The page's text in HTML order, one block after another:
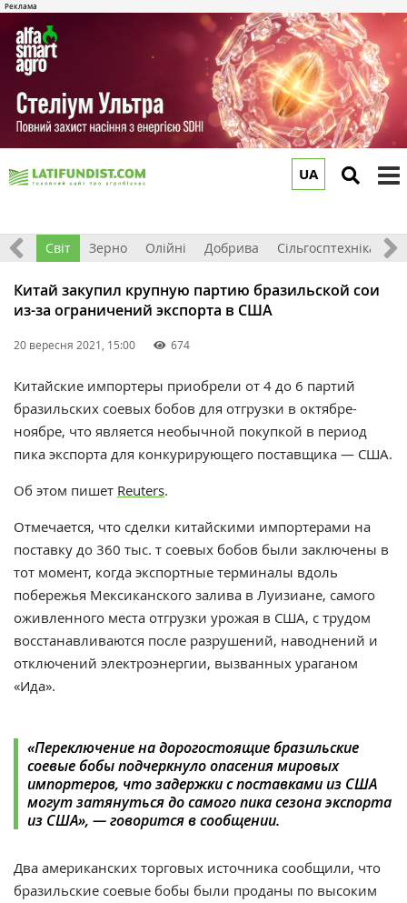
UA
Світ Зерно Олійні Добрива Сільгосптехніка
Китай закупил крупную партию бразильской сои
из-за ограничений экспорта в США
20 вересня 2021, 15:00 674
Китайские импортеры приобрели от 4 до 6 партий
бразильских соевых бобов для отгрузки в октябре-
ноябре, что является необычной покупкой в период
пика экспорта для конкурирующего поставщика — США.
Об этом пишет Reuters.
Отмечается, что сделки китайскими импортерами на
поставку до 360 тыс. т соевых бобов были заключены в
тот момент, когда экспортные терминалы вдоль
побережья Мексиканского залива в Луизиане, самого
оживленного места отгрузки урожая в США, с трудом
восстанавливаются после разрушений, наводнений и
отключений электроэнергии, вызванных ураганом
«Ида».
«Переключение на дорогостоящие бразильские
соевые бобы подчеркнуло опасения мировых
импортеров, что задержки с поставками из США
могут затянуться до самого пика сезона экспорта
из США», — говорится в сообщении.
Два американских торговых источника сообщили, что
бразильские соевые бобы были проданы по высоким